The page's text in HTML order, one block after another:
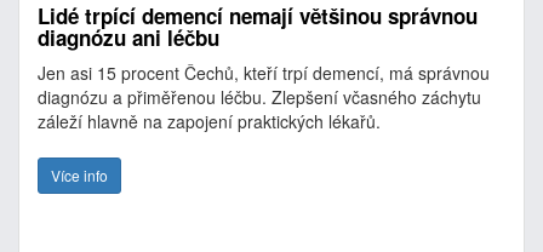
Lidé trpící demencí nemají většinou správnou
diagnózu ani léčbu
Jen asi 15 procent Čechů, kteří trpí demencí, má správnou
diagnózu a přiměřenou léčbu. Zlepšení včasného záchytu
záleží hlavně na zapojení praktických lékařů.
Více info